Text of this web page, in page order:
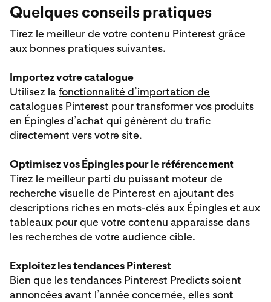
Quelques conseils pratiques
Tirez le meilleur de votre contenu Pinterest grâce
aux bonnes pratiques suivantes.
Importez votre catalogue
Utilisez lafonctionnalité d’importation de
catalogues Pinterest pour transformer vos produits
en Épingles d’achat qui génèrent du trafic
directement vers votre site.
Optimisez vos Épingles pour le référencement
Tirez le meilleur parti du puissant moteur de
recherche visuelle de Pinterest en ajoutant des
descriptions riches en mots-clés aux Épingles et aux
tableaux pour que votre contenu apparaisse dans
les recherches de votre audience cible.
Exploitez les tendances Pinterest
Bien que les tendances Pinterest Predicts soient
annoncées avant l’année concernée, elles sont